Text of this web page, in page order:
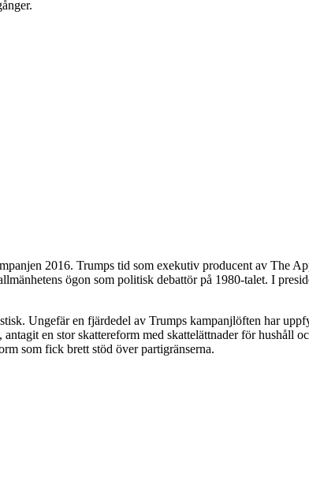
2016. Trumps tid som exekutiv producent av The
ögon som politisk debattör på 1980-talet. I
Ungefär en fjärdedel av Trumps kampanjlöften har
en stor skattereform med skattelättnader för hushåll
som fick brett stöd över partigränserna.